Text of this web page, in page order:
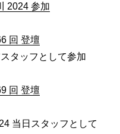
2024 参加
回 登壇
タッフとして参加
回 登壇
当日スタッフとして